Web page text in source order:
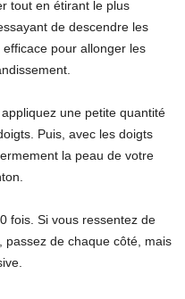
tout en étirant le plus
de descendre les
efficace pour allonger les
une petite quantité
Puis, avec les doigts
la peau de votre
fois. Si vous ressentez de
passez de chaque côté, mais